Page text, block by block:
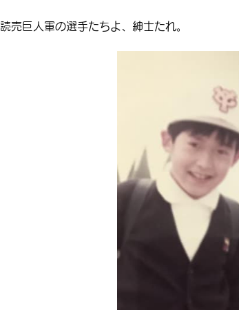
読売巨人軍の選手たちよ、紳士たれ。